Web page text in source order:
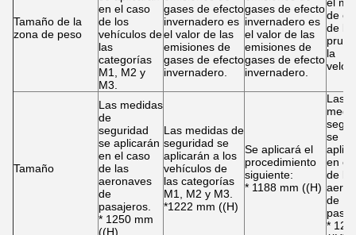
Tamaño de la
zona de peso
en el caso
de los
vehículos de
las
categorías
M1, M2 y
M3.
gases de efecto
invernadero es
el valor de las
emisiones de
gases de efecto
invernadero.
gases de efecto
invernadero es
el valor de las
emisiones de
gases de efecto
invernadero.
de
de la
la
Tamaño
Las medidas
de
seguridad
se aplicarán
en el caso
de las
aeronaves
de
pasajeros.
* 1250 mm
((H)
Las medidas de
seguridad se
aplicarán a los
vehículos de
las categorías
M1, M2 y M3.
*1222 mm ((H)
Se aplicará el
procedimiento
siguiente:
* 1188 mm ((H)
Las
se
en el
de las
de
*